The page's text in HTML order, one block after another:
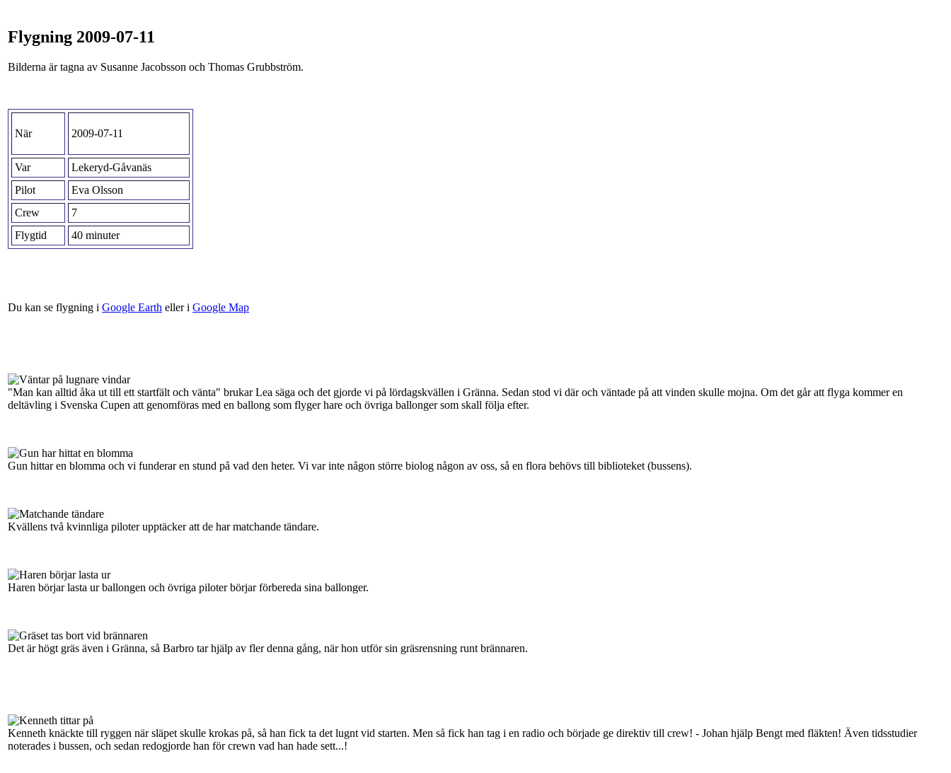
Flygning 2009-07-11
Bilderna är tagna av Susanne Jacobsson och Thomas Grubbström.
När 2009-07-11
Var
Lekeryd-Gåvanäs
Pilot
Eva Olsson
Crew
7
Flygtid
40 minuter
Du kan se flygning i Google Earth eller i Google Map
"Man kan alltid åka ut till ett startfält och vänta" brukar Lea säga och det gjorde vi på lördagskvällen i Gränna. Sedan stod vi där och väntade på att vinden skulle mojna. Om det går att flyga kommer en
deltävling i Svenska Cupen att genomföras med en ballong som flyger hare och övriga ballonger som skall följa efter.
Gun hittar en blomma och vi funderar en stund på vad den heter. Vi var inte någon större biolog någon av oss, så en flora behövs till biblioteket (bussens).
Kvällens två kvinnliga piloter upptäcker att de har matchande tändare.
Haren börjar lasta ur ballongen och övriga piloter börjar förbereda sina ballonger.
Det är högt gräs även i Gränna, så Barbro tar hjälp av fler denna gång, när hon utför sin gräsrensning runt brännaren.
Kenneth knäckte till ryggen när släpet skulle krokas på, så han fick ta det lugnt vid starten. Men så fick han tag i en radio och började ge direktiv till crew! - Johan hjälp Bengt med fläkten! Även tidsstudier
noterades i bussen, och sedan redogjorde han för crewn vad han hade sett...!